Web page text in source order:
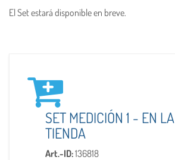
El Set estará disponible en breve.
SET MEDICIÓN 1 - EN LA
TIENDA
Art.-ID:136818